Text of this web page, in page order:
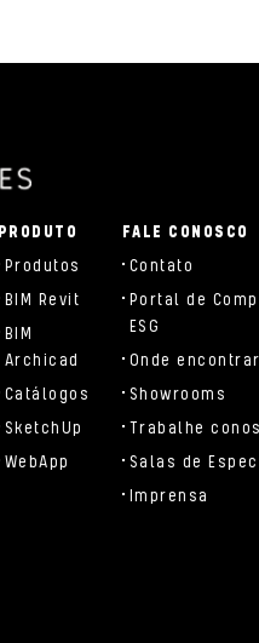
PRODUTO
Produtos
BIM Revit
BIM
Archicad
Catálogos
SketchUp
WebApp
FALE CONOSCO
Contato
Portal de
ESG
Onde encontrar
Showrooms
Trabalhe
Salas de
Imprensa